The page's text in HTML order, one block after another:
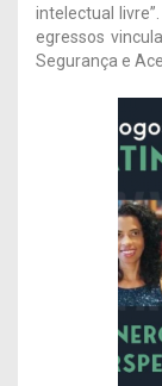
intelectual
egressos
Segurança e